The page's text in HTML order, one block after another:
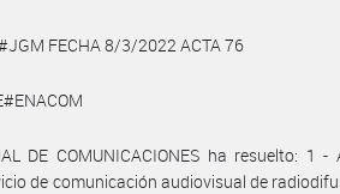
FECHA 8/3/2022 ACTA 76
DE COMUNICACIONES ha resuelto: 1 -
de comunicación audiovisual de